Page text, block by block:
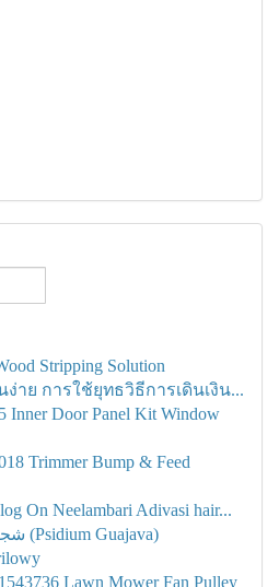
Stripping Solution
าย การใช้ยุทธวิธีการเดินเงิน...
Inner Door Panel Kit Window
Trimmer Bump & Feed
On Neelambari Adivasi hair...
شجرة الجوافة الشتوية (Psidium Guajava)
Lawn Mower Fan Pulley